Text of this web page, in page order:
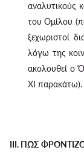
αναλυτικούς
του Ομίλου
ξεχωριστοί
λόγω της
ακολουθεί ο
XI παρακάτω).
III. ΠΩΣ